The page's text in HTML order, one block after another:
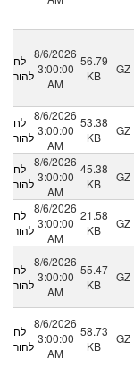
לחץ
להורדה
8/6/2026
3:00:00
AM
56.79
KB
GZ
לחץ
להורדה
8/6/2026
3:00:00
AM
53.38
KB
GZ
לחץ
להורדה
8/6/2026
3:00:00
AM
45.38
KB
GZ
לחץ
להורדה
8/6/2026
3:00:00
AM
21.58
KB
GZ
לחץ
להורדה
8/6/2026
3:00:00
AM
55.47
KB
GZ
לחץ
להורדה
8/6/2026
3:00:00
AM
58.73
KB
GZ